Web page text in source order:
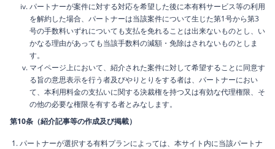
パートナーが案件に対する対応を希望した後に本有料サービス等の利用
を解約した場合、パートナーは当該案件について生じた第1号から第3
号の手数料いずれについても支払を免れることは出来ないものとし、い
かなる理由があっても当該手数料の減額・免除はされないものとしま
す。
マイページ上において、紹介された案件に対して希望することに同意す
る旨の意思表示を行う者及びやりとりをする者は、パートナーにおい
て、本利用料金の支払いに関する決裁権を持つ又は有効な代理権限、そ
の他の必要な権限を有する者とみなします。
第10条（紹介記事等の作成及び掲載）
パートナーが選択する有料プランによっては、本サイト内に当該パートナ